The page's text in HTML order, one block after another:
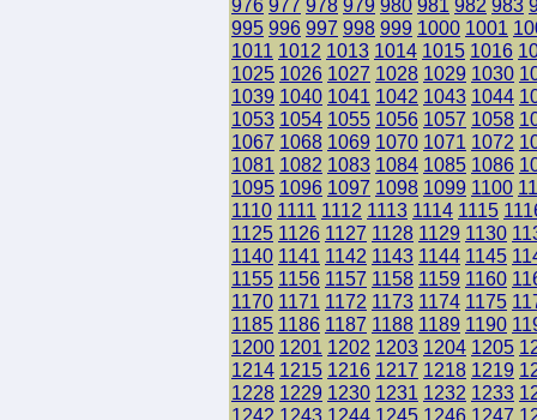
976 977 978 979 980 981 982 983
995 996 997 998 999 1000 1001
1011 1012 1013 1014 1015 1016
1025 1026 1027 1028 1029 1030
1039 1040 1041 1042 1043 1044
1053 1054 1055 1056 1057 1058
1067 1068 1069 1070 1071 1072
1081 1082 1083 1084 1085 1086
1095 1096 1097 1098 1099 1100
1110 1111 1112 1113 1114 1115
1125 1126 1127 1128 1129 1130
1140 1141 1142 1143 1144 1145
1155 1156 1157 1158 1159 1160
1170 1171 1172 1173 1174 1175
1185 1186 1187 1188 1189 1190
1200 1201 1202 1203 1204 1205
1214 1215 1216 1217 1218 1219
1228 1229 1230 1231 1232 1233
1242 1243 1244 1245 1246 1247